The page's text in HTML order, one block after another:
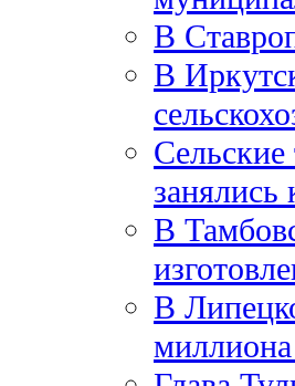
В
В
занялись
В
В